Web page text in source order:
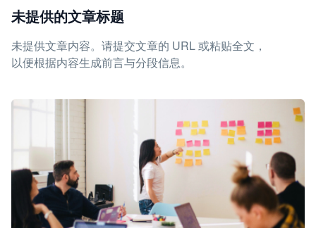
未提供的文章标题
未提供文章内容。请提交文章的 URL 或粘贴全文，
以便根据内容生成前言与分段信息。